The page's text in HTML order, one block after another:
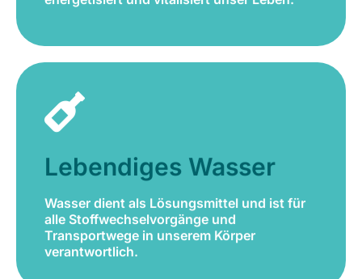
Lebendiges Wasser
Wasser dient als Lösungsmittel und ist für
alle Stoffwechselvorgänge und
Transportwege in unserem Körper
verantwortlich.
alle Stoffwechselvorgänge und
Transportwege in unserem Körper
Jetzt bestellen